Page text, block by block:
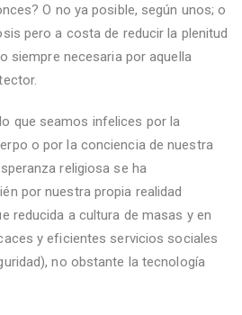
O no ya posible, según unos; o
pero a costa de reducir la plenitud
siempre necesaria por aquella
que seamos infelices por la
o por la conciencia de nuestra
religiosa se ha
por nuestra propia realidad
reducida a cultura de masas y en
y eficientes servicios sociales
no obstante la tecnología